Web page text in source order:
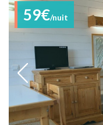
59€/nuit